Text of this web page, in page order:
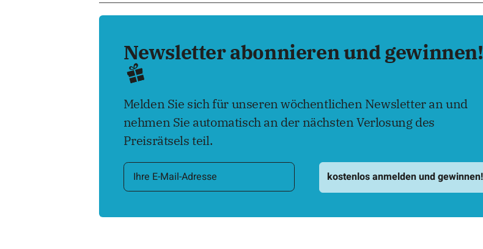
Newsletter abonnieren und gewinnen!
Melden Sie sich für unseren wöchentlichen Newsletter an und
nehmen Sie automatisch an der nächsten Verlosung des
Preisrätsels teil.